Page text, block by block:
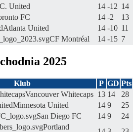
United 14 -12 14
FC 14 -2
13
Atlanta United 14 -10 11
CF Montréal 14 -15 7
2025
Klub P GD Pts
Vancouver Whitecaps 13 14
28
Minnesota United 14 9
25
San Diego FC 14 9
24
Portland